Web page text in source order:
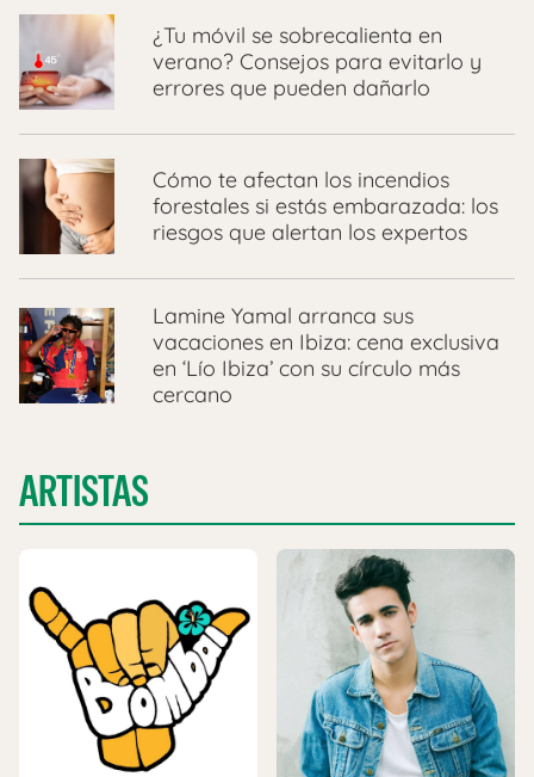
¿Tu móvil se sobrecalienta en
verano? Consejos para evitarlo y
errores que pueden dañarlo
Cómo te afectan los incendios
forestales si estás embarazada: los
riesgos que alertan los expertos
Lamine Yamal arranca sus
vacaciones en Ibiza: cena exclusiva
en ‘Lío Ibiza’ con su círculo más
cercano
ARTISTAS